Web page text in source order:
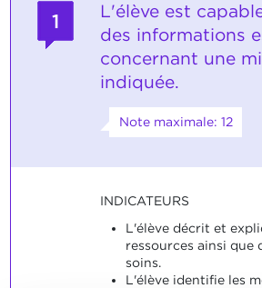
1
L'élève est
des informations
concernant une
indiquée.
Note maximale: 12
INDICATEURS
L'élève décrit et
ressources ainsi que
soins.
L'élève identifie les